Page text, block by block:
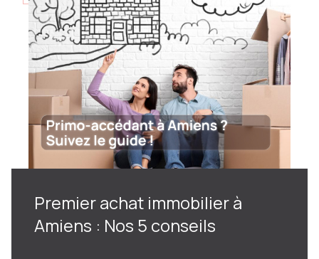
Premier achat immobilier à
Amiens : Nos 5 conseils